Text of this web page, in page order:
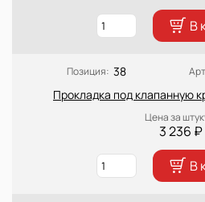
В
Позиция: 38
Прокладка под клапанную
Цена за
3 236 ₽
В